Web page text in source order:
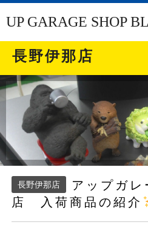
UP GARAGE SHOP
長野伊那店
長野伊那店
アップガ
店 入荷商品の紹介